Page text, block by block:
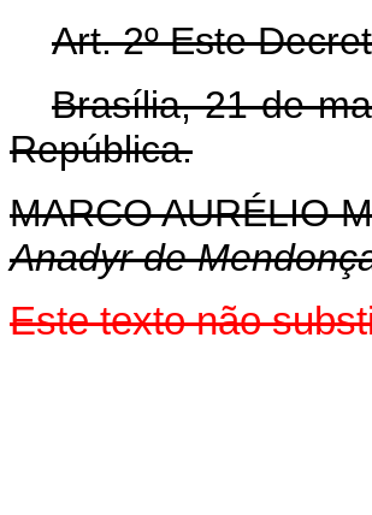
Art. 2º Este
Brasília, 21 de
República.
MARCO AURÉLIO
Anadyr de
Este texto não